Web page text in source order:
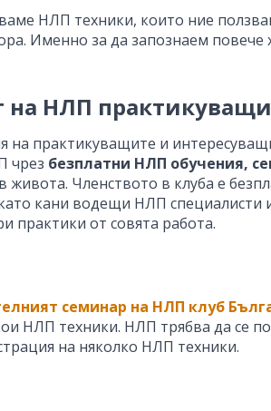
НЛП техники, които ние
Именно за да запознаем
на НЛП практикуващи
на практикуващите и
чрез безплатни НЛП обучения,
Членството в клуба е
кани водещи НЛП специалисти
практики от совята работа.
семинар на НЛП клуб
техники. НЛП трябва да се
на няколко НЛП техники.